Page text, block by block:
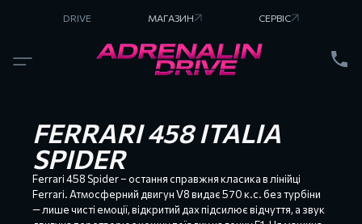
DRIVE МАГАЗИН СЕРВІС
АВТОМОБІЛІ
Lamborghini
Ferrari
458
Spider
Ferrari
488
GTB
McLaren
570S
FERRARI 458 ITALIA
SPIDER
Ferrari 458 Spider – остання справжня класика в лінійці
Ferrari. Атмосферний двигун V8 видає 570 к.с. без турбіни
— лише чисті емоції, відкритий дах підсилює відчуття, а звук